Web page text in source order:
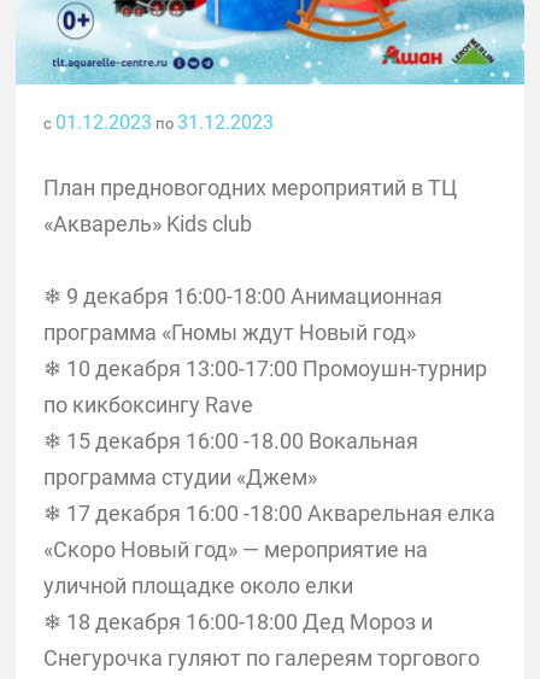
с 01.12.2023 по 31.12.2023
План предновогодних мероприятий в ТЦ
«Акварель» Kids club
❄ 9 декабря 16:00-18:00 Анимационная
программа «Гномы ждут Новый год»
❄ 10 декабря 13:00-17:00 Промоушн-турнир
по кикбоксингу Rave
❄ 15 декабря 16:00 -18.00 Вокальная
программа студии «Джем»
❄ 17 декабря 16:00 -18:00 Акварельная елка
«Скоро Новый год» — мероприятие на
уличной площадке около елки
❄ 18 декабря 16:00-18:00 Дед Мороз и
Снегурочка гуляют по галереям торгового